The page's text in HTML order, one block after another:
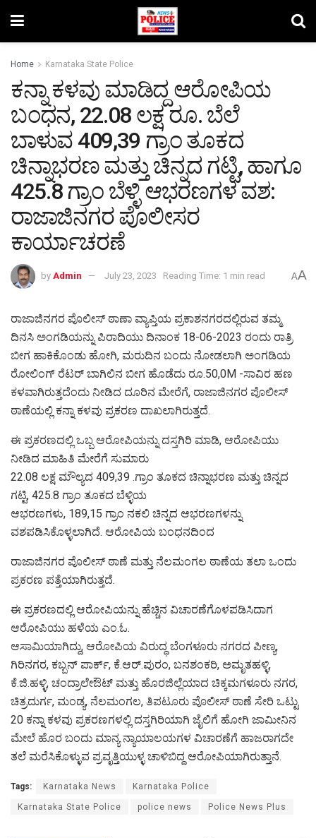
Home Karnataka State Police
ಕನ್ನಾ ಕಳವು ಮಾಡಿದ್ದ ಆರೋಪಿಯ
ಬಂಧನ, 22.08 ಲಕ್ಷ ರೂ. ಬೆಲೆ
ಬಾಳುವ 409,39 ಗ್ರಾಂ ತೂಕದ
ಚಿನ್ನಾಭರಣ ಮತ್ತು ಚಿನ್ನದ ಗಟ್ಟಿ, ಹಾಗೂ
425.8 ಗ್ರಾಂ ಬೆಳ್ಳಿ ಆಭರಣಗಳ ವಶ:
ರಾಜಾಜಿನಗರ ಪೊಲೀಸರ
ಕಾರ್ಯಾಚರಣೆ
by Admin July 23, 2023 Reading Time: 1 min read AA
ರಾಜಾಜಿನಗರ ಪೊಲೀಸ್‌ ಠಾಣಾ ವ್ಯಾಪ್ತಿಯ ಪ್ರಕಾಶನಗರದಲ್ಲಿರುವ ತಮ್ಮ
ದಿನಸಿ ಅಂಗಡಿಯನ್ನು ಪಿರಾದಿಯು ದಿನಾಂಕ 18-06-2023 ರಂದು ರಾತ್ರಿ
ಬೀಗ ಹಾಕಿಕೊಂಡು ಹೋಗಿ, ಮರುದಿನ ಬಂದು ನೋಡಲಾಗಿ ಅಂಗಡಿಯ
ರೋಲಿಂಗ್ ರೆಟರ್ ಬಾಗಿಲಿನ ಬೀಗ ಹೊಡೆದು ರೂ.50,0M -ಸಾವಿರ ಹಣ
ಕಳವಾಗಿರುತ್ತದೆಂದು ನೀಡಿದ ದೂರಿನ ಮೇರೆಗೆ, ರಾಜಾಜಿನಗರ ಪೊಲೀಸ್
ಠಾಣೆಯಲ್ಲಿ ಕನ್ನಾ ಕಳವು ಪ್ರಕರಣ ದಾಖಲಾಗಿರುತ್ತದೆ.
ಈ ಪ್ರಕರಣದಲ್ಲಿ ಒಬ್ಬ ಆರೋಪಿಯನ್ನು ದಸ್ತಗಿರಿ ಮಾಡಿ, ಆರೋಪಿಯು
ನೀಡಿದ ಮಾಹಿತಿ ಮೇರೆಗೆ ಸುಮಾರು
22.08 ಲಕ್ಷ ಮೌಲ್ಯದ 409,39 .ಗ್ರಾಂ ತೂಕದ ಚಿನ್ನಾಭರಣ ಮತ್ತು ಚಿನ್ನದ
ಗಟ್ಟಿ, 425.8 ಗ್ರಾಂ ತೂಕದ ಬೆಳ್ಳಿಯ
ಆಭರಣಗಳು, 189,15 ಗ್ರಾಂ ನಕಲಿ ಚಿನ್ನದ ಆಭರಣಗಳನ್ನು
ವಶಪಡಿಸಿಕೊಳ್ಳಲಾಗಿದೆ. ಆರೋಪಿಯ ಬಂಧನದಿಂದ
ರಾಜಾಜಿನಗರ ಪೊಲೀಸ್ ಠಾಣೆ ಮತ್ತು ನೆಲಮಂಗಲ ಠಾಣೆಯ ತಲಾ ಒಂದು
ಪ್ರಕರಣ ಪತ್ತೆಯಾಗಿರುತ್ತದೆ.
ಈ ಪ್ರಕರಣದಲ್ಲಿ ಆರೋಪಿಯನ್ನು ಹೆಚ್ಚಿನ ವಿಚಾರಣೆಗೊಳಪಡಿಸಿದಾಗ
ಆರೋಪಿಯು ಹಳೆಯ ಎಂ.ಓ.
ಆಸಾಮಿಯಾಗಿದ್ದು, ಆರೋಪಿಯ ವಿರುದ್ಧ ಬೆಂಗಳೂರು ನಗರದ ಪೀಣ್ಯ,
ಗಿರಿನಗರ, ಕಬ್ಬನ್‌ ಪಾರ್ಕ್, ಕೆ.ಆರ್.ಪುರಂ, ಬನಶಂಕರಿ, ಅಮೃತಹಳ್ಳಿ,
ಕೆ.ಜಿ.ಹಳ್ಳಿ, ಚಂದ್ರಾಲೇಔಟ್ ಮತ್ತು ಹೊರಜಿಲ್ಲೆಯಾದ ಚಿಕ್ಕಮಗಳೂರು ನಗರ,
ಚಿತ್ರದುರ್ಗ, ಮಂಡ್ಯ, ನೆಲಮಂಗಲ, ತಿಪಟೂರು ಪೊಲೀಸ್ ಠಾಣೆ ಸೇರಿ ಒಟ್ಟು
20 ಕನ್ನಾ ಕಳವು ಪ್ರಕರಣಗಳಲ್ಲಿ ದಸ್ತಗಿರಿಯಾಗಿ ಜೈಲಿಗೆ ಹೋಗಿ ಜಾಮೀನಿನ
ಮೇಲೆ ಹೊರ ಬಂದು ಮಾನ್ಯ ನ್ಯಾಯಾಲಯಗಳ ವಿಚಾರಣೆಗೆ ಹಾಜರಾಗದೇ
ತಲೆ ಮರೆಸಿಕೊಳ್ಳುವ ಪ್ರವೃತ್ತಿಯುಳ್ಳ ಚಾಳಿಬಿದ್ದ ಆರೋಪಿಯಾಗಿರುತ್ತಾನೆ.
Tags: Karnataka News Karnataka Police
Karnataka State Police police news Police News Plus